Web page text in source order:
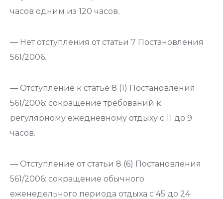
часов одним из 120 часов.
— Нет отступления от статьи 7 Постановления
561/2006.
— Отступление к статье 8 (1) Постановления
561/2006: сокращение требований к
регулярному ежедневному отдыху с 11 до 9
часов.
— Отступление от статьи 8 (6) Постановления
561/2006: сокращение обычного
еженедельного периода отдыха с 45 до 24